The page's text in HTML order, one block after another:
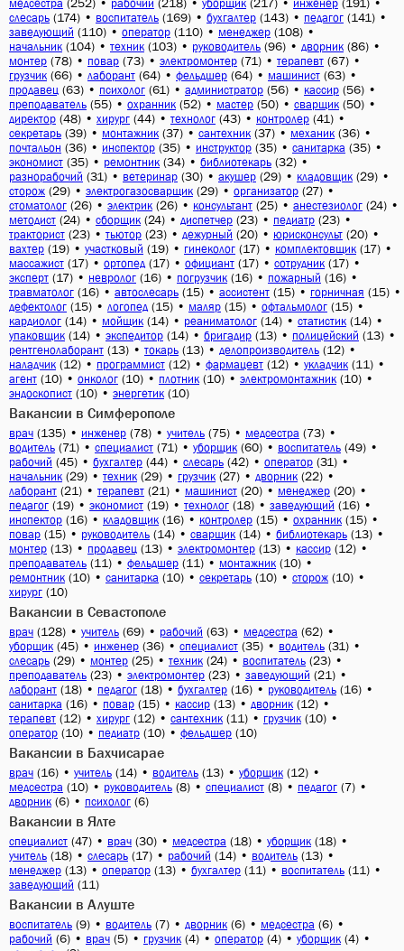
медсестра рабочий уборщик инженер
слесарь (174) • воспитатель (169) • бухгалтер (143) • педагог (141) •
заведующий (110) • оператор (110) • менеджер (108) •
начальник (104) • техник (103) • руководитель (96) • дворник (86) •
монтер (78) • повар (73) • электромонтер (71) • терапевт (67) •
грузчик (66) • лаборант (64) • фельдшер (64) • машинист (63) •
продавец (63) • психолог (61) • администратор (56) • кассир (56) •
преподаватель (55) • охранник (52) • мастер (50) • сварщик (50) •
директор (48) • хирург (44) • технолог (43) • контролер (41) •
секретарь (39) • монтажник (37) • сантехник (37) • механик (36) •
почтальон (36) • инспектор (35) • инструктор (35) • санитарка (35) •
экономист (35) • ремонтник (34) • библиотекарь (32) •
разнорабочий (31) • ветеринар (30) • акушер (29) • кладовщик (29) •
сторож (29) • электрогазосварщик (29) • организатор (27) •
стоматолог (26) • электрик (26) • консультант (25) • анестезиолог (24) •
методист (24) • сборщик (24) • диспетчер (23) • педиатр (23) •
тракторист (23) • тьютор (23) • дежурный (20) • юрисконсульт (20) •
вахтер (19) • участковый (19) • гинеколог (17) • комплектовщик (17) •
массажист (17) • ортопед (17) • официант (17) • сотрудник (17) •
эксперт (17) • невролог (16) • погрузчик (16) • пожарный (16) •
травматолог (16) • автослесарь (15) • ассистент (15) • горничная (15) •
дефектолог (15) • логопед (15) • маляр (15) • офтальмолог (15) •
кардиолог (14) • мойщик (14) • реаниматолог (14) • статистик (14) •
упаковщик (14) • экспедитор (14) • бригадир (13) • полицейский (13) •
рентгенолаборант (13) • токарь (13) • делопроизводитель (12) •
наладчик (12) • программист (12) • фармацевт (12) • укладчик (11) •
агент (10) • онколог (10) • плотник (10) • электромонтажник (10) •
эндоскопист (10) • энергетик (10)
Вакансии в Симферополе
врач (135) • инженер (78) • учитель (75) • медсестра (73) •
водитель (71) • специалист (71) • уборщик (60) • воспитатель (49) •
рабочий (45) • бухгалтер (44) • слесарь (42) • оператор (31) •
начальник (29) • техник (29) • грузчик (27) • дворник (22) •
лаборант (21) • терапевт (21) • машинист (20) • менеджер (20) •
педагог (19) • экономист (19) • технолог (18) • заведующий (16) •
инспектор (16) • кладовщик (16) • контролер (15) • охранник (15) •
повар (15) • руководитель (14) • сварщик (14) • библиотекарь (13) •
монтер (13) • продавец (13) • электромонтер (13) • кассир (12) •
преподаватель (11) • фельдшер (11) • монтажник (10) •
ремонтник (10) • санитарка (10) • секретарь (10) • сторож (10) •
хирург (10)
Вакансии в Севастополе
врач (128) • учитель (69) • рабочий (63) • медсестра (62) •
уборщик (45) • инженер (36) • специалист (35) • водитель (31) •
слесарь (29) • монтер (25) • техник (24) • воспитатель (23) •
преподаватель (23) • электромонтер (23) • заведующий (21) •
лаборант (18) • педагог (18) • бухгалтер (16) • руководитель (16) •
санитарка (16) • повар (15) • кассир (13) • дворник (12) •
терапевт (12) • хирург (12) • сантехник (11) • грузчик (10) •
оператор (10) • педиатр (10) • фельдшер (10)
Вакансии в Бахчисарае
врач (16) • учитель (14) • водитель (13) • уборщик (12) •
медсестра (10) • руководитель (8) • специалист (8) • педагог (7) •
дворник (6) • психолог (6)
Вакансии в Ялте
специалист (47) • врач (30) • медсестра (18) • уборщик (18) •
учитель (18) • слесарь (17) • рабочий (14) • водитель (13) •
менеджер (13) • оператор (13) • бухгалтер (11) • воспитатель (11) •
заведующий (11)
Вакансии в Алуште
воспитатель (9) • водитель (7) • дворник (6) • медсестра (6) •
рабочий (6) • врач (5) • грузчик (4) • оператор (4) • уборщик (4) •